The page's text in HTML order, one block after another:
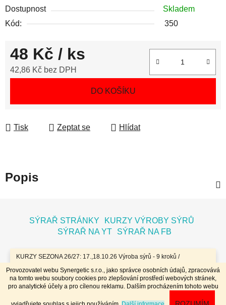
Provozovatel webu Synergetic s.r.o., jako správce osobních údajů, zpracovává
na tomto webu soubory cookies pro zlepšování prostředí webových stránek,
pro analytické účely a pro cílenou reklamu. Dalším procházením tohoto webu
ROZUMÍM
KURZY SEZONA 26/27: 17.,18.10.26 Výroba sýrů - 9 kroků /
7.11.26 Bochníky - tvrdé zrající sýry / 8.11.26 Jogurty, Zákysy, Kefír
a Tvaroh + Hnětené a Tažené sýry/ 23.,24.1.27 Sýry doma /
20.,21.3.27 Výroba sýrů - 9 kroků / 10.4.27 Plísňáky - zrající sýry s
plísní / 11.4.27 Bochníky - tvrdé zrající sýry / 29.4..-2.5.27 Sýry 4
dny - komplet // Přihlášky na www.dobrykurz.cz //
Dostupnost
Skladem
Kód:
350
48 Kč / ks
42,86 Kč bez DPH
DO KOŠÍKU
Tisk Zeptat se Hlídat
Popis
SÝRAŘ STRÁNKY
KURZY VÝROBY SÝRŮ
SÝRAŘ NA YT
SÝRAŘ NA FB
Vytvořil Shoptet